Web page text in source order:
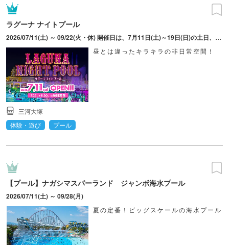
ラグーナ ナイトプール
2026/07/11(土) ～ 09/22(火・休) 開催日は、7月11日(土)～19日(日)の土日、25日(土)～8月30日(日)は毎日、9月5日(土)～22日(火・祝)の土日祝日。※営業時間は日によって異なる。
昼とは違ったキラキラの非日常空間！
三河大塚
体験・遊び
プール
【プール】ナガシマスパーランド ジャンボ海水プール
2026/07/11(土) ～ 09/28(月)
夏の定番！ビッグスケールの海水プール